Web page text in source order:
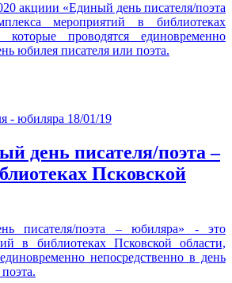
акциии «Единый день писателя/поэта
мероприятий в библиотеках
которые проводятся единовременно
юбилея писателя или поэта.
- юбиляра 18/01/19
день писателя/поэта –
Псковской
писателя/поэта – юбиляра» - это
в библиотеках Псковской области,
непосредственно в день